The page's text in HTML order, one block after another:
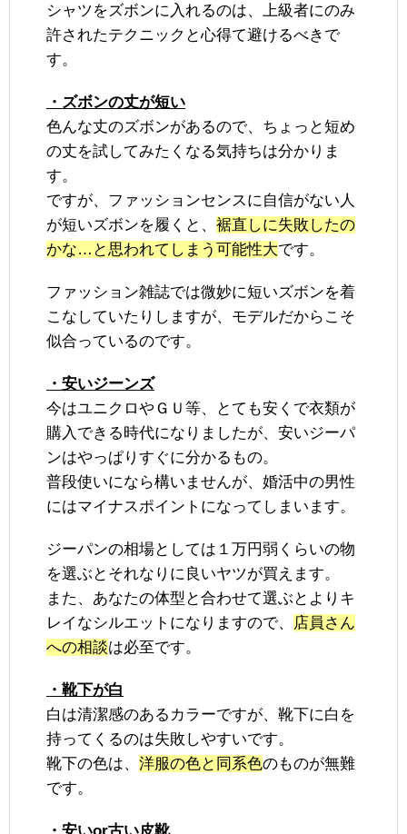
シャツをズボンに入れるのは、上級者にのみ
許されたテクニックと心得て避けるべきで
す。
・ズボンの丈が短い
色んな丈のズボンがあるので、ちょっと短め
の丈を試してみたくなる気持ちは分かりま
す。
ですが、ファッションセンスに自信がない人
が短いズボンを履くと、 裾直しに失敗したの
かな…と思われてしまう可能性大です。
ファッション雑誌では微妙に短いズボンを着
こなしていたりしますが、モデルだからこそ
似合っているのです。
・安いジーンズ
今はユニクロやＧＵ等、とても安くで衣類が
購入できる時代になりましたが、安いジーパ
ンはやっぱりすぐに分かるもの。
普段使いになら構いませんが、婚活中の男性
にはマイナスポイントになってしまいます。
ジーパンの相場としては１万円弱くらいの物
を選ぶとそれなりに良いヤツが買えます。
また、あなたの体型と合わせて選ぶとよりキ
レイなシルエットになりますので、
店員さん
への相談は必至です。
・靴下が白
白は清潔感のあるカラーですが、靴下に白を
持ってくるのは失敗しやすいです。
靴下の色は、 洋服の色と同系色のものが無難
です。